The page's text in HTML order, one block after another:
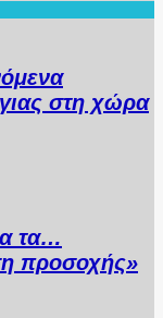
στη χώρα
τα…
προσοχής»